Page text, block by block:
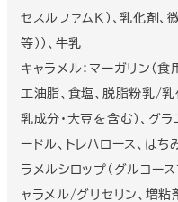
セスルファムK）、乳化剤、
等））、牛乳
キャラメル：マーガリン(
工油脂、食塩、脱脂粉乳/乳
乳成分・大豆を含む)、グラ
ードル、トレハロース、はち
ラメルシロップ（グルコー
ャラメル/グリセリン、増粘